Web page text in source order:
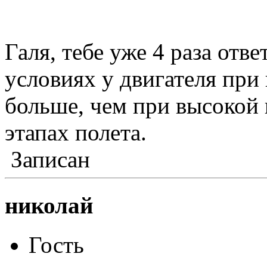
Галя, тебе уже 4 раза
условиях у двигателя
больше, чем при высокой
этапах полета.
Записан
николай
Гость